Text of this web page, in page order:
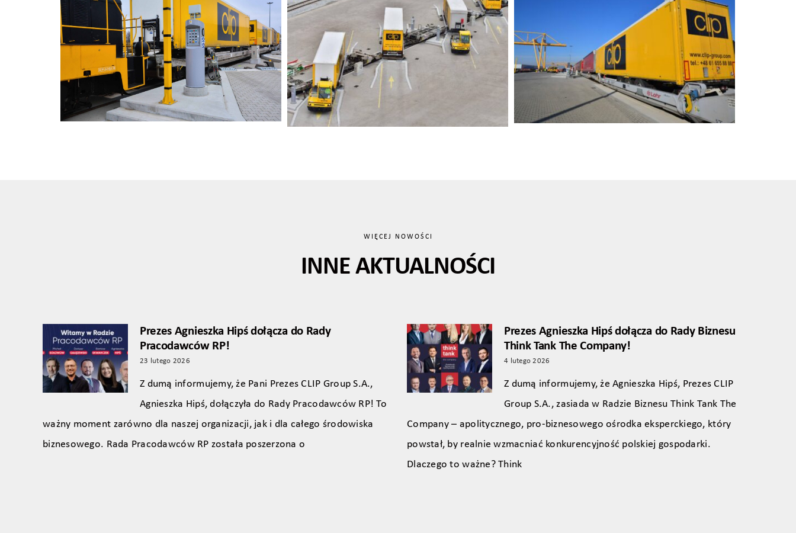
WIĘCEJ NOWOŚCI
INNE AKTUALNOŚCI
Prezes Agnieszka Hipś dołącza do Rady
Pracodawców RP!
23 lutego 2026
Z dumą informujemy, że Pani Prezes CLIP Group S.A.,
Agnieszka Hipś, dołączyła do Rady Pracodawców RP! To
ważny moment zarówno dla naszej organizacji, jak i dla całego środowiska
biznesowego. Rada Pracodawców RP została poszerzona o
Prezes Agnieszka Hipś dołącza do Rady Biznesu
Think Tank The Company!
4 lutego 2026
Z dumą informujemy, że Agnieszka Hipś, Prezes CLIP
Group S.A., zasiada w Radzie Biznesu Think Tank The
Company – apolitycznego, pro‑biznesowego ośrodka eksperckiego, który
powstał, by realnie wzmacniać konkurencyjność polskiej gospodarki.
Dlaczego to ważne? Think